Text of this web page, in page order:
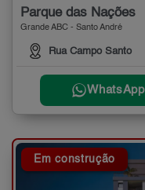
Parque das Nações
Grande ABC - Santo André
Rua Campo Santo
WhatsApp
Em construção